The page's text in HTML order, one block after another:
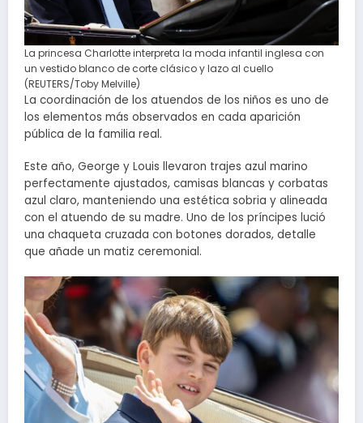
La princesa Charlotte interpreta la moda infantil inglesa con
un vestido blanco de corte clásico y lazo al cuello
(REUTERS/Toby Melville)
La coordinación de los atuendos de los niños es uno de
los elementos más observados en cada aparición
pública de la familia real.
Este año, George y Louis llevaron trajes azul marino
perfectamente ajustados, camisas blancas y corbatas
azul claro, manteniendo una estética sobria y alineada
con el atuendo de su madre. Uno de los príncipes lució
una chaqueta cruzada con botones dorados, detalle
que añade un matiz ceremonial.